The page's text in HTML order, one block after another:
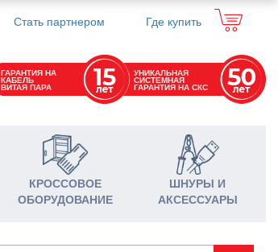
Стать партнером Где купить
ГАРАНТИЯ НА
КАБЕЛЬ
ВИТАЯ ПАРА
УНИКАЛЬНАЯ
СИСТЕМНАЯ
ГАРАНТИЯ НА СКС
КРОССОВОЕ
ОБОРУДОВАНИЕ
ШНУРЫ И
АКСЕССУАРЫ